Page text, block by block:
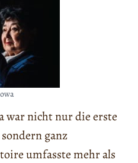
war nicht nur die erste
ganz
umfasste mehr als